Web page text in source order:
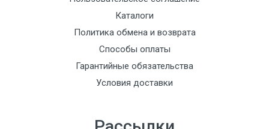
Каталоги
Политика обмена и возврата
Способы оплаты
Гарантийные обязательства
Условия доставки